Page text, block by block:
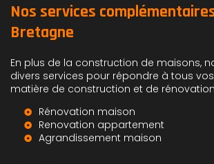
Nos services
Bretagne
En plus de la construction de maisons,
divers services pour répondre à tous
matière de construction et de
Rénovation maison
Renovation appartement
Agrandissement maison